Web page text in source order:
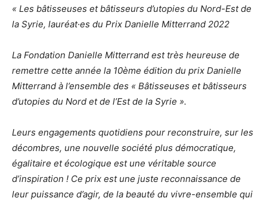
« Les bâtisseuses et bâtisseurs d’utopies du Nord-Est de
la Syrie, lauréat·es du Prix Danielle Mitterrand 2022
La Fondation Danielle Mitterrand est très heureuse de
remettre cette année la 10ème édition du prix Danielle
Mitterrand à l’ensemble des « Bâtisseuses et bâtisseurs
d’utopies du Nord et de l’Est de la Syrie ».
Leurs engagements quotidiens pour reconstruire, sur les
décombres, une nouvelle société plus démocratique,
égalitaire et écologique est une véritable source
d’inspiration ! Ce prix est une juste reconnaissance de
leur puissance d’agir, de la beauté du vivre-ensemble qui